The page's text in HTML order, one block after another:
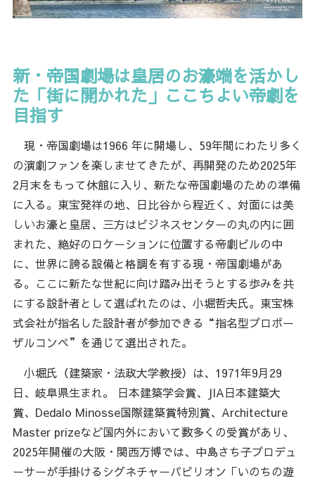
新・帝国劇場は皇居のお濠端を活かし
た「街に開かれた」ここちよい帝劇を
目指す
現・帝国劇場は1966 年に開場し、59年間にわたり多く
の演劇ファンを楽しませてきたが、再開発のため2025年
2月末をもって休館に入り、新たな帝国劇場のための準備
に入る。東宝発祥の地、日比谷から程近く、対面には美
しいお濠と皇居、三方はビジネスセンターの丸の内に囲
まれた、絶好のロケーションに位置する帝劇ビルの中
に、世界に誇る設備と格調を有する現・帝国劇場があ
る。ここに新たな世紀に向け踏み出そうとする歩みを共
にする設計者として選ばれたのは、小堀哲夫氏。東宝株
式会社が指名した設計者が参加できる“指名型プロポー
ザルコンペ”を通じて選出された。
小堀氏（建築家・法政大学教授）は、1971年9月29
日、岐阜県生まれ。 日本建築学会賞、JIA日本建築大
賞、Dedalo Minosse国際建築賞特別賞、Architecture
Master prizeなど国内外において数多くの受賞があり、
2025年開催の大阪・関西万博では、中島さち子プロデュ
ーサーが手掛けるシグネチャーパビリオン「いのちの遊